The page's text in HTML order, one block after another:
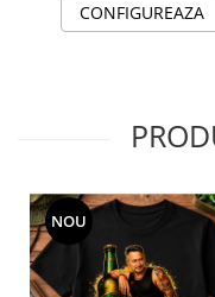
CONFIGUREAZA
NOU